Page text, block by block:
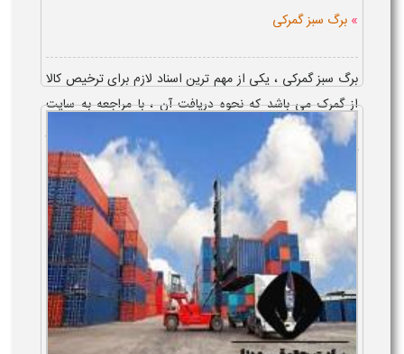
» برگ سبز گمرکی
برگ سبز گمرکی ، یکی از مهم ترین اسناد لازم برای ترخیص کالا
از گمرک می باشد که نحوه دریافت آن ، با مراجعه به سایت
پنجره واحد تجارت فرامرزی می باشد . استعلام برگ سبز
گمرکی با کد ملی نیز ،...